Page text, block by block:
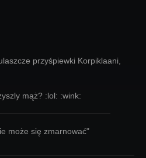
przyśpiewki Korpiklaani,
mąż? :lol: :wink:
może się zmarnować"